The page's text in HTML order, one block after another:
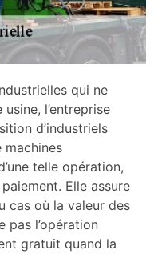
qui ne
l’entreprise
d’industriels
machines
telle opération,
Elle assure
cas où la valeur des
pas l’opération
gratuit quand la